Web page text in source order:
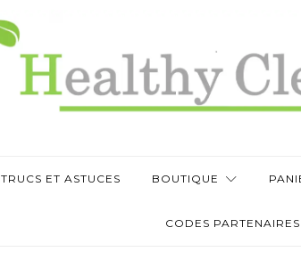
TRUCS ET ASTUCES BOUTIQUE
CODES PARTENAIRES